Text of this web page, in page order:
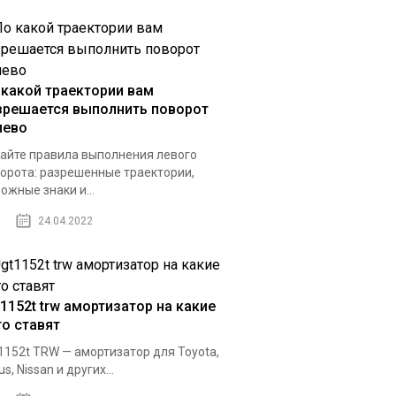
траектории вам
выполнить поворот
правила выполнения левого
разрешенные траектории,
знаки и...
24.04.2022
trw амортизатор на какие
ставят
TRW — амортизатор для Toyota,
Nissan и других...